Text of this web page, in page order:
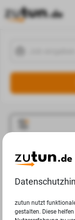
Jobangebote
zutun nutzt
gestalten. Diese